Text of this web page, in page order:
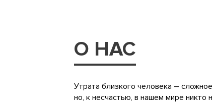
О НАС
Утрата близкого человека –
но, к несчастью, в нашем мире никто